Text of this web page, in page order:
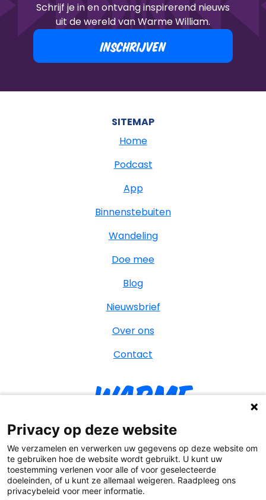
Schrijf je in en ontvang inspirerend nieuws
uit de wereld van Warme William.
INSCHRIJVEN
SITEMAP
Home
Podcast
App
Binnenstebuiten
Wandeling
Doe mee
Blog
Nieuwsbrief
Over ons
Contact
Warme
William
Facebook
Privacy op deze website
We verzamelen en verwerken uw gegevens op deze website om
te gebruiken hoe de website wordt gebruikt. U kunt uw
toestemming verlenen voor alle of voor geselecteerde
doeleinden, of u kunt ze allemaal weigeren. Raadpleeg ons
privacybeleid voor meer informatie.